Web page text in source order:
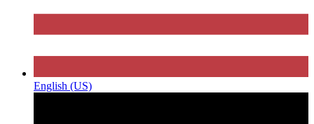
English (US)